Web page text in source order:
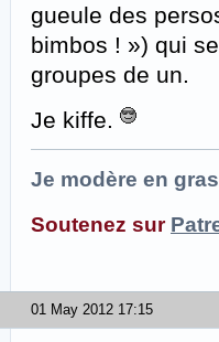
gueule des
bimbos ! ») qui
groupes de un.
Je kiffe.
Je modère en
Soutenez sur
01 May 2012 17:15